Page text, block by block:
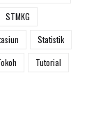
STMKG
Statistik
Tutorial